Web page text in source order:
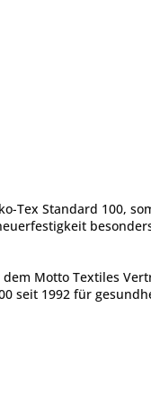
Tex Standard 100,
Motto Textiles
seit 1992 für